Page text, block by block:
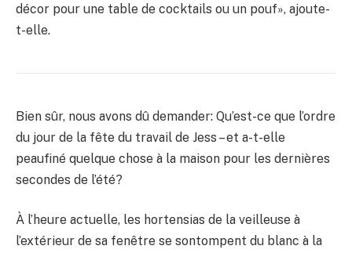
décor pour une table de cocktails ou un pouf», ajoute-
t-elle.
Bien sûr, nous avons dû demander: Qu’est-ce que l’ordre
du jour de la fête du travail de Jess – et a-t-elle
peaufiné quelque chose à la maison pour les dernières
secondes de l’été?
À l’heure actuelle, les hortensias de la veilleuse à
l’extérieur de sa fenêtre se sontompent du blanc à la